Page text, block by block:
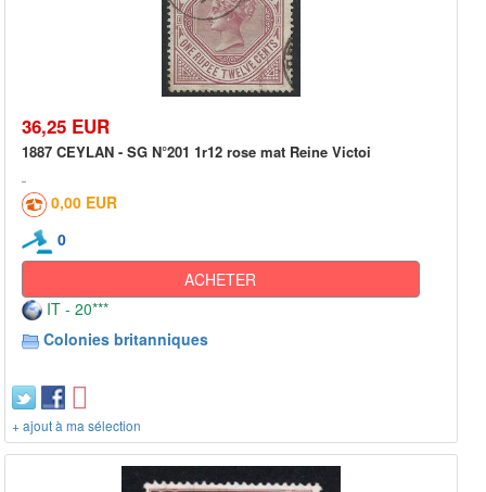
36,25 EUR
1887 CEYLAN - SG N°201 1r12 rose mat Reine Victoi
0,00 EUR
0
ACHETER
IT - 20***
Colonies britanniques
+ ajout à ma sélection